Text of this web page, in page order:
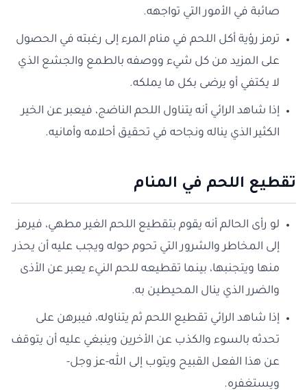
صائبة في الأمور التي تواجهه.
ترمز رؤية أكل اللحم في منام المرء إلى رغبته في الحصول
على المزيد من كل شيء ووصفه بالطمع والجشع الذي
لا يكتفي أو يرضى بكل ما يملكه.
إذا شاهد الرائي أنه يتناول اللحم الناضج، فيعبر عن الخير
الكثير الذي يناله ونجاحه في تحقيق أحلامه وأمانيه.
تقطيع اللحم في المنام
لو رأى الحالم أنه يقوم بتقطيع اللحم الغير مطهي، فيرمز
إلى المخاطر والشرور التي تحوم حوله ويجب عليه أن يحذر
منها ويتجنبها، بينما تقطيعه للحم النيء يعبر عن الأذى
والضرر الذي ينال المحيطين به.
إذا شاهد الرائي تقطيع اللحم ثم يتناوله، فيبرهن على
تحدثه بالسوء والكذب عن الأخرين وينبغي عليه أن يتوقف
عن هذا الفعل القبيح ويتوب إلى الله-عز وجل-
ويستغفره.